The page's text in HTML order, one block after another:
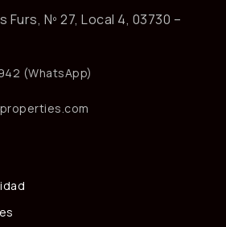
Furs, Nº 27, Local 4, 03730 –
(WhatsApp)